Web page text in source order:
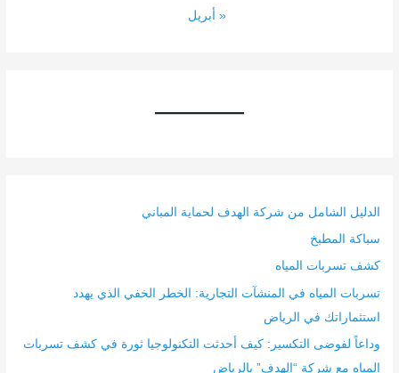
« أبريل
الدليل الشامل من شركة الهدف لحماية المباني
سباكة المطبخ
كشف تسربات المياه
تسربات المياه في المنشآت التجارية: الخطر الخفي الذي يهدد
استثماراتك في الرياض
وداعاً لفوضى التكسير: كيف أحدثت التكنولوجيا ثورة في كشف تسربات
المياه مع شركة “الهدف” بالرياض